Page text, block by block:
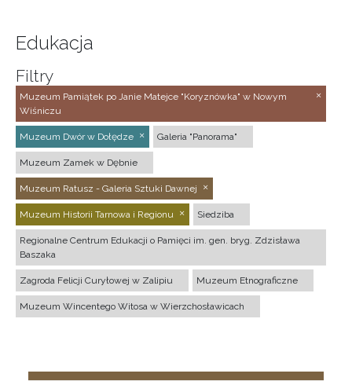
Edukacja
Filtry
Muzeum Pamiątek po Janie Matejce "Koryznówka" w Nowym
Wiśniczu
Muzeum Dwór w Dołędze Galeria "Panorama"
Muzeum Zamek w Dębnie
Muzeum Ratusz - Galeria Sztuki Dawnej
Muzeum Historii Tarnowa i Regionu Siedziba
Regionalne Centrum Edukacji o Pamięci im. gen. bryg. Zdzisława
Baszaka
Zagroda Felicji Curyłowej w Zalipiu Muzeum Etnograficzne
Muzeum Wincentego Witosa w Wierzchosławicach